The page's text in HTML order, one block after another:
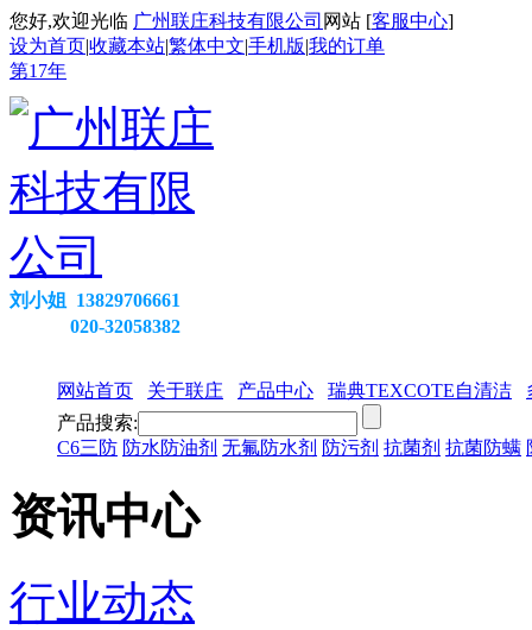
您好,欢迎光临 广州联庄科技有限公司 网站 [客服中心]
设为首页|收藏本站|繁体中文|手机版|我的订单
第17年
刘小姐 13829706661
020-32058382
网站首页 关于联庄 产品中心 瑞典TEXCOTE自清洁
产品搜索:
C6三防 防水防油剂 无氟防水剂 防污剂 抗菌剂 抗菌防螨
资讯中心
行业动态